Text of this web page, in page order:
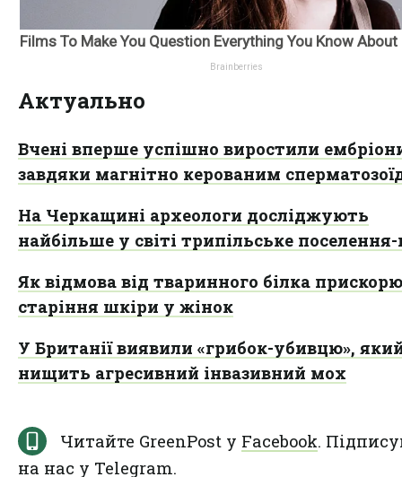
Актуально
Вчені вперше успішно виростили
завдяки магнітно керованим
На Черкащині археологи досліджують
найбільше у світі трипільське поселення-
Як відмова від тваринного білка
старіння шкіри у жінок
У Британії виявили «грибок-убивцю»,
нищить агресивний інвазивний мох
Читайте GreenPost у Facebook.
на нас у Telegram.